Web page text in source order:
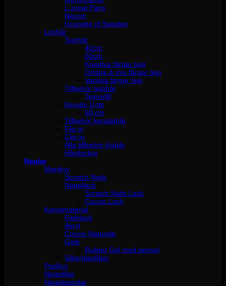
L´oréal Paris
Neccin
Grazette of Sweden
Löshår
Tejphår
40cm
60cm
Kreativa färger tejp
Ombre & mix färger tejp
Vanliga färger tejp
Tillbehör tejphår
Tejprefill
Keratin U-tip
50 cm
Tillbehör keratinhår
Flip in
Clip-in
Alla tillbehör löshår
Hårdockor
Naglar
Manikyr
Scratch Nails
Nagellack
Scratch Nails Lack
Cuccio Lack
Konstmaterial
Gelélack
Akryl
Cuccio Naturale
Gelé
Builder Gel med pensel
Silke/glasfiber
Pedikyr
Nagelfilar
Nagelpenslar